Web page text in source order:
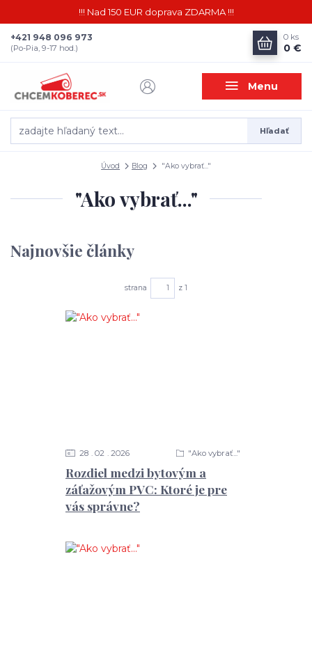
!!! Nad 150 EUR doprava ZDARMA !!!
Menu
Hľadať
+421 948 096 973
(Po-Pia, 9-17 hod.)
0 ks
0 €
Úvod Blog "Ako vybrať..."
"Ako vybrať..."
Najnovšie články
strana z 1
Rozdiel medzi bytovým a
záťažovým PVC: Ktoré je pre
vás správne?
28 02 2026 "Ako vybrať..."